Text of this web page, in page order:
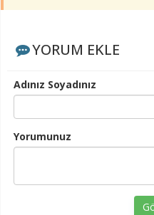
YORUM EKLE
Adınız Soyadınız
Yorumunuz